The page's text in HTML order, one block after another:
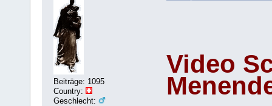
Beiträge: 1095
Country:
Geschlecht:
Video